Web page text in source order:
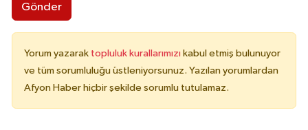
Gönder
Yorum yazarak topluluk kurallarımızı kabul etmiş bulunuyor
ve tüm sorumluluğu üstleniyorsunuz. Yazılan yorumlardan
Afyon Haber hiçbir şekilde sorumlu tutulamaz.